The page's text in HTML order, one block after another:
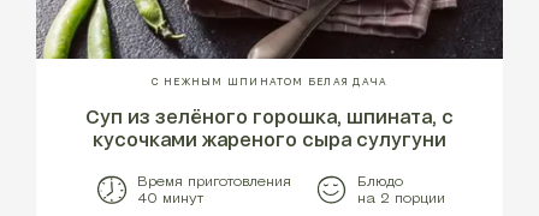
С НЕЖНЫМ ШПИНАТОМ БЕЛАЯ ДАЧА
Суп из зелёного горошка, шпината, с
кусочками жареного сыра сулугуни
Время приготовления
40 минут
Блюдо
на 2 порции